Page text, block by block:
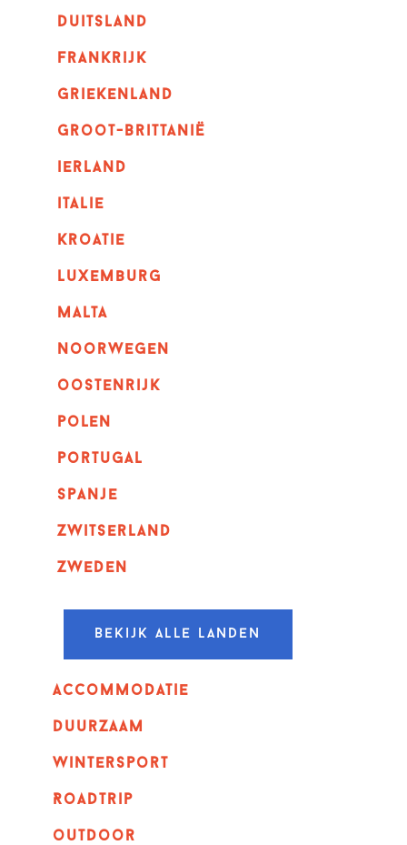
duitsland
frankrijk
griekenland
Groot-Brittanië
ierland
italie
kroatie
luxemburg
malta
noorwegen
oostenrijk
polen
portugal
spanje
zwitserland
zweden
Bekijk alle landen
Accommodatie
Duurzaam
wintersport
Roadtrip
outdoor